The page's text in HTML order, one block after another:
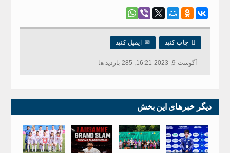
 چاپ کنید ✉ایمیل کنید
آگوست 9, 2023 16:21, 285 بازدید ها
دیگر خبرهای این بخش